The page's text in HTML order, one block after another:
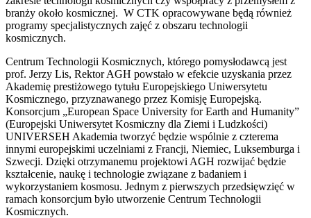
branży około kosmicznej. W CTK opracowywane będą również
programy specjalistycznych zajęć z obszaru technologii
kosmicznych.
Centrum Technologii Kosmicznych, którego pomysłodawcą jest
prof. Jerzy Lis, Rektor AGH powstało w efekcie uzyskania przez
Akademię prestiżowego tytułu Europejskiego Uniwersytetu
Kosmicznego, przyznawanego przez Komisję Europejską.
Konsorcjum „European Space University for Earth and Humanity”
(Europejski Uniwersytet Kosmiczny dla Ziemi i Ludzkości)
UNIVERSEH Akademia tworzyć będzie wspólnie z czterema
innymi europejskimi uczelniami z Francji, Niemiec, Luksemburga i
Szwecji. Dzięki otrzymanemu projektowi AGH rozwijać będzie
kształcenie, naukę i technologie związane z badaniem i
wykorzystaniem kosmosu. Jednym z pierwszych przedsięwzięć w
ramach konsorcjum było utworzenie Centrum Technologii
Kosmicznych.